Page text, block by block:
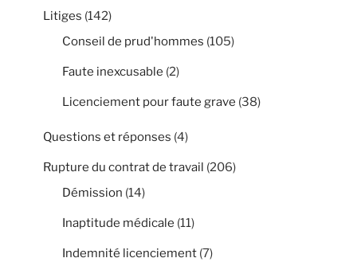
Litiges (142)
Conseil de prud'hommes (105)
Faute inexcusable (2)
Licenciement pour faute grave (38)
Questions et réponses (4)
Rupture du contrat de travail (206)
Démission (14)
Inaptitude médicale (11)
Indemnité licenciement (7)